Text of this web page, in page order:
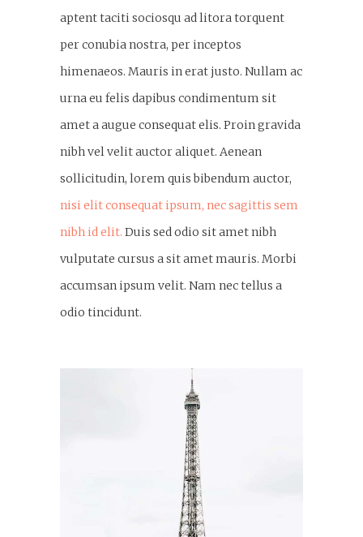
aptent taciti sociosqu ad litora torquent
per conubia nostra, per inceptos
himenaeos. Mauris in erat justo. Nullam ac
urna eu felis dapibus condimentum sit
amet a augue consequat elis. Proin gravida
nibh vel velit auctor aliquet. Aenean
sollicitudin, lorem quis bibendum auctor,
nisi elit consequat ipsum, nec sagittis sem
nibh id elit. Duis sed odio sit amet nibh
vulputate cursus a sit amet mauris. Morbi
accumsan ipsum velit. Nam nec tellus a
odio tincidunt.